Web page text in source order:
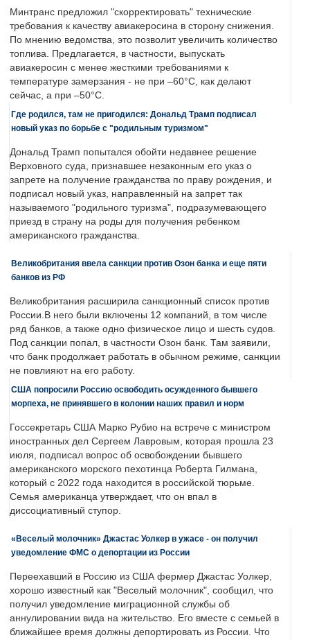
Минтранс предложил "скорректировать" технические
требования к качеству авиакеросина в сторону снижения.
По мнению ведомства, это позволит увеличить количество
топлива. Предлагается, в частности, выпускать
авиакеросин с менее жесткими требованиями к
температуре замерзания - не при –60°C, как делают
сейчас, а при –50°C.
Где родился, там не пригодился: Дональд Трамп подписал
новый указ по борьбе с "родильным туризмом"
Дональд Трамп попытался обойти недавнее решение
Верховного суда, признавшее незаконным его указ о
запрете на получение гражданства по праву рождения, и
подписал новый указ, направленный на запрет так
называемого "родильного туризма", подразумевающего
приезд в страну на роды для получения ребенком
американского гражданства.
Великобритания ввела санкции против Озон банка и еще пяти
банков из РФ
Великобритания расширила санкционный список против
России.В него были включены 12 компаний, в том числе
ряд банков, а также одно физическое лицо и шесть судов.
Под санкции попал, в частности Озон банк. Там заявили,
что банк продолжает работать в обычном режиме, санкции
не повлияют на его работу.
США попросили Россию освободить осужденного бывшего
морпеха, не принявшего в колонии наших правил и норм
Госсекретарь США Марко Рубио на встрече с министром
иностранных дел Сергеем Лавровым, которая прошла 23
июля, подписал вопрос об освобождении бывшего
американского морского пехотинца Роберта Гилмана,
который с 2022 года находится в российской тюрьме.
Семья американца утверждает, что он впал в
диссоциативный ступор.
«Веселый молочник» Джастас Уолкер в ужасе - он получил
уведомление ФМС о депортации из России
Переехавший в Россию из США фермер Джастас Уолкер,
хорошо известный как "Веселый молочник", сообщил, что
получил уведомление миграционной службы об
аннулировании вида на жительство. Его вместе с семьей в
ближайшее время должны депортировать из России. Что